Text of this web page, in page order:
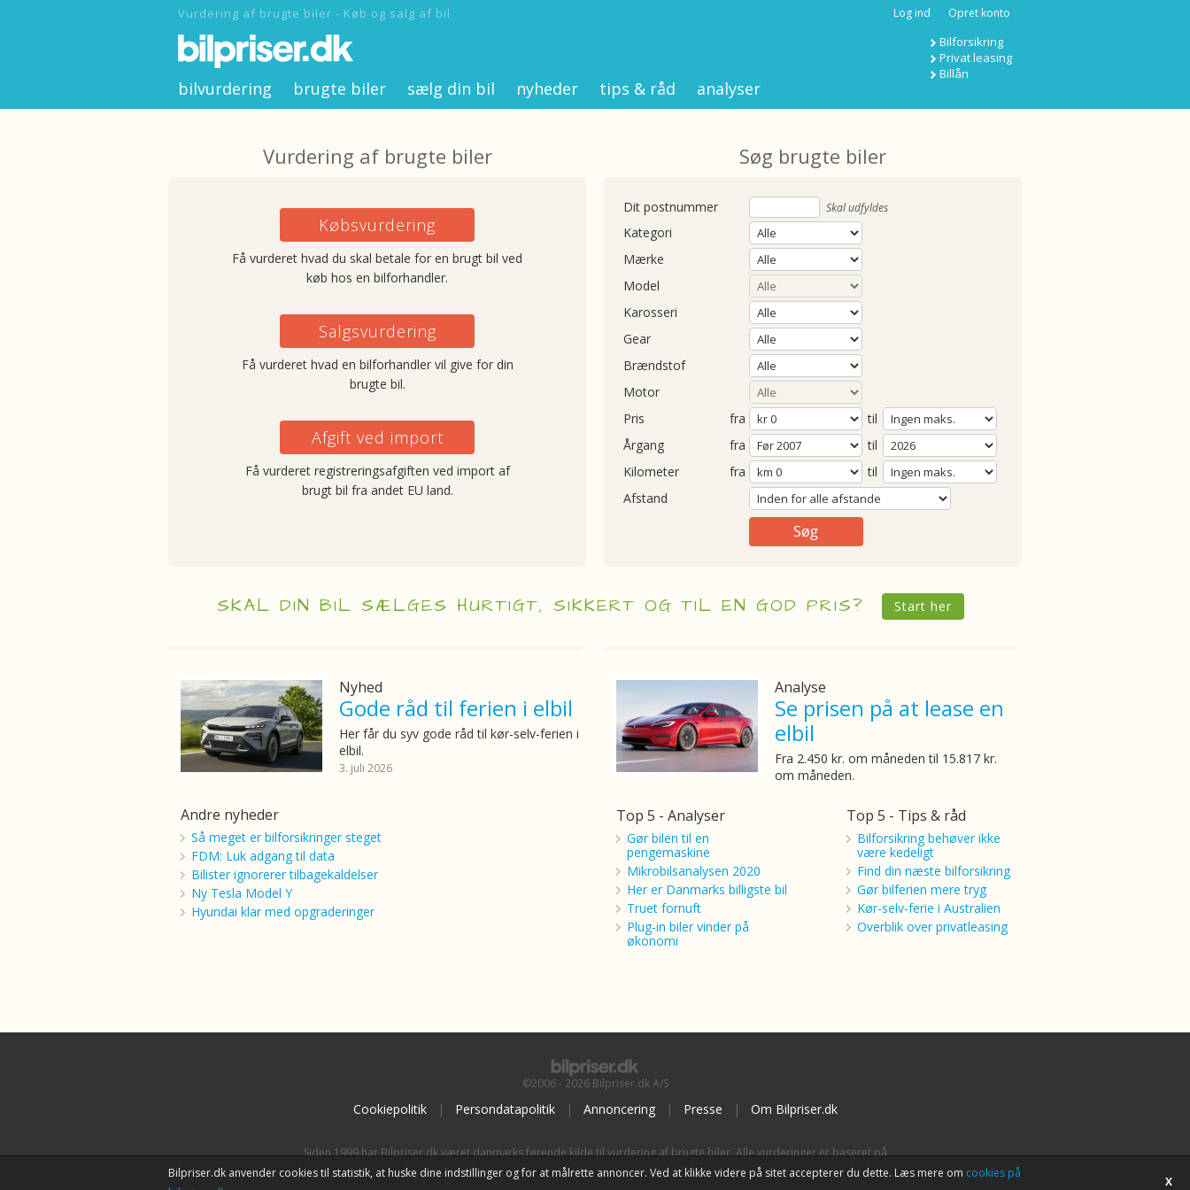
Vurdering af brugte biler - Køb og salg af bil Log ind Opret konto
Bilforsikring
Privat leasing
Billån
bilvurdering brugte biler sælg din bil nyheder tips & råd analyser
Vurdering af brugte biler
Købsvurdering
Få vurderet hvad du skal betale for en brugt bil ved
køb hos en bilforhandler.
Salgsvurdering
Få vurderet hvad en bilforhandler vil give for din
brugte bil.
Afgift ved import
Få vurderet registreringsafgiften ved import af
brugt bil fra andet EU land.
Søg brugte biler
Dit postnummer Skal udfyldes
Kategori
Mærke
Model
Karosseri
Gear
Brændstof
Motor
Pris
fra
til
Årgang
fra
til
Kilometer
fra
til
Afstand
SKAL DIN BIL SÆLGES HURTIGT, SIKKERT OG TIL EN GOD PRIS? Start her
Nyhed
Gode råd til ferien i elbil
Her får du syv gode råd til kør-selv-ferien i
elbil.
3. juli 2026
Andre nyheder
Så meget er bilforsikringer steget
FDM: Luk adgang til data
Bilister ignorerer tilbagekaldelser
Ny Tesla Model Y
Hyundai klar med opgraderinger
Analyse
Se prisen på at lease en
elbil
Fra 2.450 kr. om måneden til 15.817 kr.
om måneden.
Top 5 - Tips & råd
Bilforsikring behøver ikke
være kedeligt
Find din næste bilforsikring
Gør bilferien mere tryg
Kør-selv-ferie i Australien
Overblik over privatleasing
Top 5 - Analyser
Gør bilen til en
pengemaskine
Mikrobilsanalysen 2020
Her er Danmarks billigste bil
Truet fornuft
Plug-in biler vinder på
økonomi
©2006 - 2026 Bilpriser.dk A/S
Cookiepolitik | Persondatapolitik | Annoncering | Presse | Om Bilpriser.dk
Siden 1999 har Bilpriser.dk været danmarks førende kilde til vurdering af brugte biler. Alle vurderinger er baseret på
BilpriserPro Prisberegning
, bilbranchens uafhængige værktøj til bilvurdering.
Bilpriser.dk anvender cookies til statistik, at huske dine indstillinger og for at målrette annoncer. Ved at klikke videre på sitet accepterer du dette. Læs mere om cookies på
X